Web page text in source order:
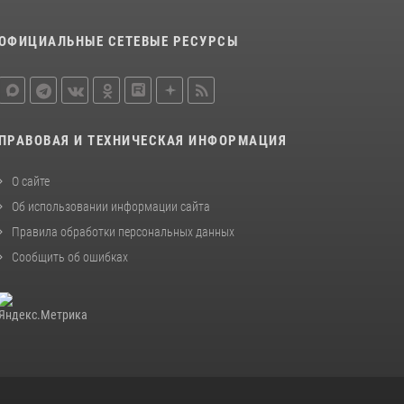
неоднократно судимую гражданку,
21 июля 2026, 08:20
задержали подозреваемых в хулиганстве
СЕТЕВЫЕ РЕСУРСЫ
ПРАВОВАЯ И ТЕХНИЧЕСКАЯ ИНФОРМАЦИЯ
О сайте
Об использовании информации сайта
Правила обработки персональных данных
Сообщить об ошибках